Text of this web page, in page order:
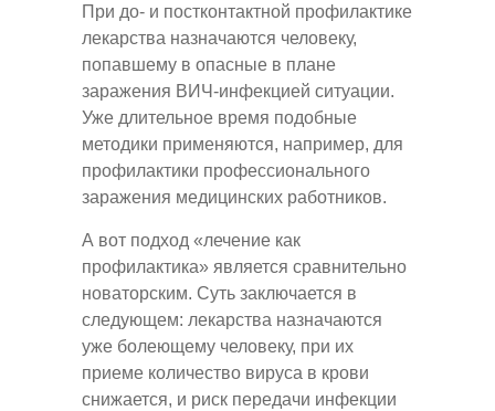
При до- и постконтактной профилактике
лекарства назначаются человеку,
попавшему в опасные в плане
заражения ВИЧ-инфекцией ситуации.
Уже длительное время подобные
методики применяются, например, для
профилактики профессионального
заражения медицинских работников.
А вот подход «лечение как
профилактика» является сравнительно
новаторским. Суть заключается в
следующем: лекарства назначаются
уже болеющему человеку, при их
приеме количество вируса в крови
снижается, и риск передачи инфекции